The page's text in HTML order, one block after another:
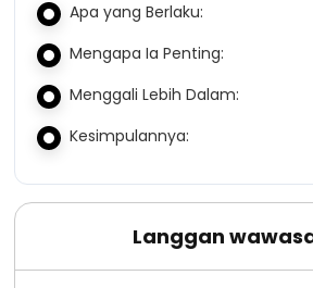
Apa yang Berlaku:
Mengapa Ia Penting:
Menggali Lebih Dalam:
Kesimpulannya:
Langgan